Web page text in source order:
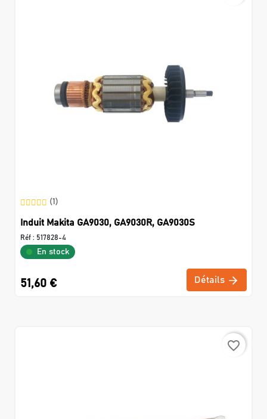
(1)
Induit Makita GA9030, GA9030R, GA9030S
Réf : 517828-4
En stock
51,60 € Détails
favorite_border